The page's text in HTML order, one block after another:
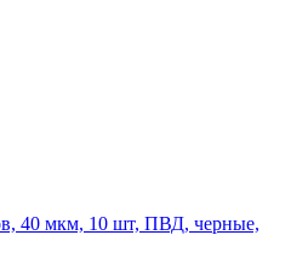
40 мкм, 10 шт, ПВД, черные,